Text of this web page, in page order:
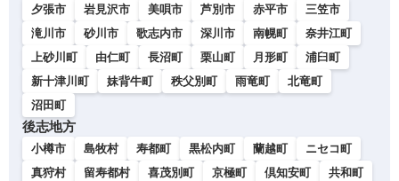
夕張市 岩見沢市 美唄市 芦別市 赤平市
三笠市
滝川市
砂川市 歌志内市 深川市 南幌町
奈井江町
上砂川町
由仁町 長沼町 栗山町 月形町
浦臼町
新十津川町
妹背牛町 秩父別町 雨竜町
北竜町
沼田町
後志地方
小樽市 島牧村 寿都町 黒松内町 蘭越町
ニセコ町
真狩村
留寿都村 喜茂別町 京極町 倶知安町
共和町